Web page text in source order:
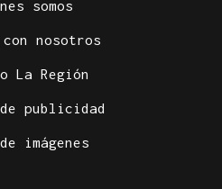
somos
nosotros
La Región
publicidad
imágenes